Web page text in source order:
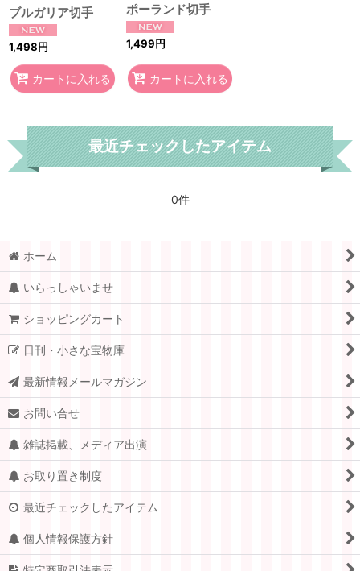
絞り込む
ブルガリア切手
1,498円
カートに入れる
ポーランド切手
1,499円
カートに入れる
最近チェックしたアイテム
0件
ホーム
いらっしゃいませ
ショッピングカート
日刊・小さな宝物庫
最新情報メールマガジン
お問い合せ
雑誌掲載、メディア出演
お取り置き制度
最近チェックしたアイテム
個人情報保護方針